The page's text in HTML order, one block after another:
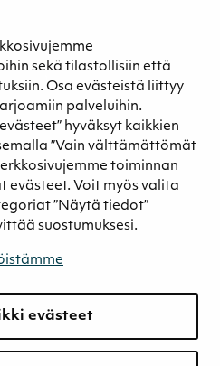
sekä tilastollisiin että
Osa evästeistä liittyy
palveluihin.
hyväksyt kaikkien
”Vain välttämättömät
toiminnan
Voit myös valita
”Näytä tiedot”
suostumuksesi.
evästeet